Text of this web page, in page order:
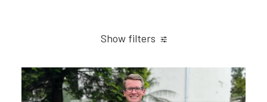
Show filters